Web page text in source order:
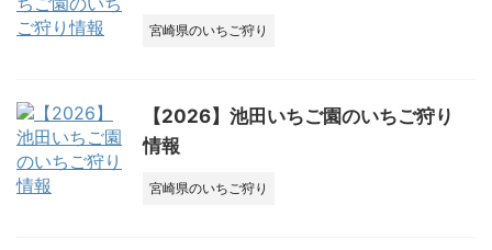
宮崎県のいちご狩り
【2026】池田いちご園のいちご狩り
情報
宮崎県のいちご狩り